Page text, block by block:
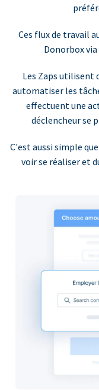
Ces flux de travail
Donorbox
Les Zaps utilisent
automatiser les
effectuent une
déclencheur se
C'est aussi simple
voir se réaliser et